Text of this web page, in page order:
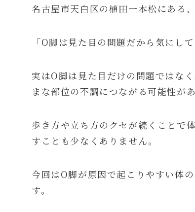
名古屋市天白区の植田一本松にある
「O脚は見た目の問題だから気にし
実はO脚は見た目だけの問題ではな
まな部位の不調につながる可能性があ
歩き方や立ち方のクセが続くことで
すことも少なくありません。
今回はO脚が原因で起こりやすい体
す。